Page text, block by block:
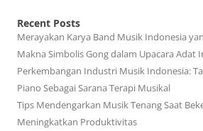
Recent Posts
Merayakan Karya Band Musik Indonesia
Makna Simbolis Gong dalam Upacara Adat
Perkembangan Industri Musik Indonesia:
Piano Sebagai Sarana Terapi Musikal
Tips Mendengarkan Musik Tenang Saat
Meningkatkan Produktivitas